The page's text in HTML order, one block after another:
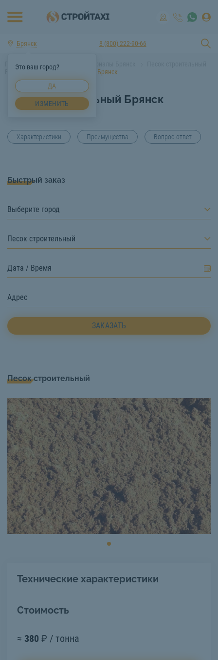
Брянск
Это ваш город?
ДА
ИЗМЕНИТЬ
8 (800) 222-90-66
Главная Строительные материалы Брянск
Брянск
Песок строительный Брянск
Песок строительный Брянск
Характеристики Преимущества Вопрос-ответ
Быстрый заказ
Выберите город
Песок строительный
ЗАКАЗАТЬ
Песок строительный
Технические характеристики
Стоимость
≈ 380 ₽ / тонна